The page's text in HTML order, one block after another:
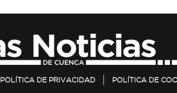
POLÍTICA DE PRIVACIDAD POLÍTICA DE